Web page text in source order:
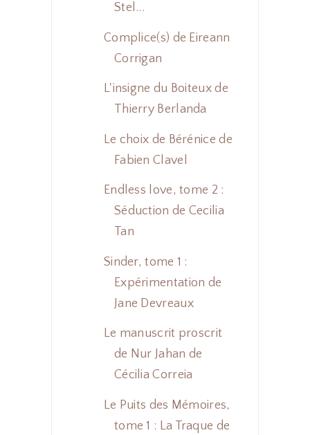
Stel...
Complice(s) de Eireann
Corrigan
L'insigne du Boiteux de
Thierry Berlanda
Le choix de Bérénice de
Fabien Clavel
Endless love, tome 2 :
Séduction de Cecilia
Tan
Sinder, tome 1 :
Expérimentation de
Jane Devreaux
Le manuscrit proscrit
de Nur Jahan de
Cécilia Correia
Le Puits des Mémoires,
tome 1 : La Traque de